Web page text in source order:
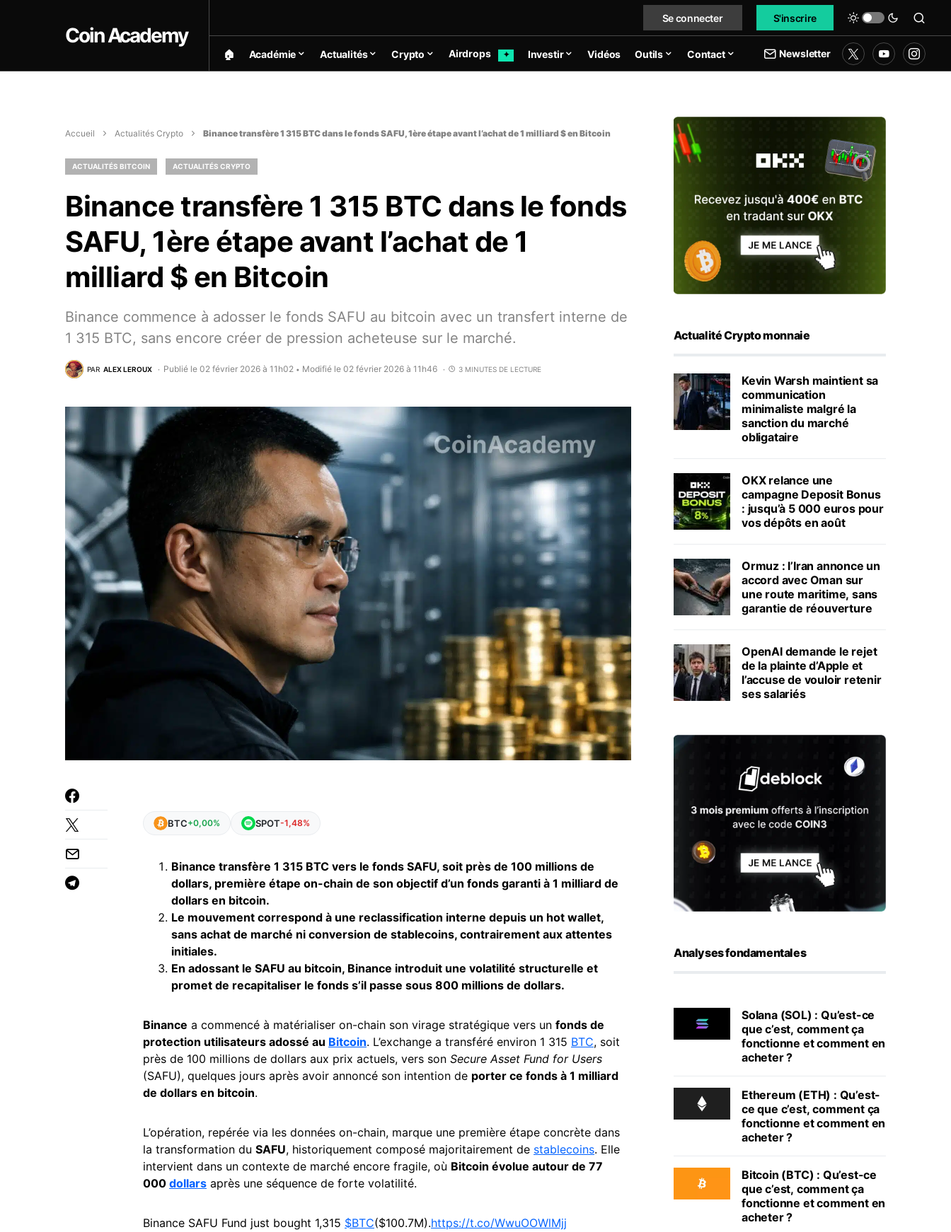
Coin Academy
Se connecter S'inscrire
🏠︎ Académie Actualités Crypto Airdrops ✦ Investir Vidéos Outils Contact Newsletter
Accueil Actualités Crypto Binance transfère 1 315 BTC dans le fonds SAFU, 1ère étape avant l’achat de 1 milliard $ en Bitcoin
ACTUALITÉS BITCOIN ACTUALITÉS CRYPTO
Binance transfère 1 315 BTC dans le fonds
SAFU, 1ère étape avant l’achat de 1
milliard $ en Bitcoin
Binance commence à adosser le fonds SAFU au bitcoin avec un transfert interne de
1 315 BTC, sans encore créer de pression acheteuse sur le marché.
PAR ALEX LEROUX Publié le 02 février 2026 à 11h02 • Modifié le 02 février 2026 à 11h46 3 MINUTES DE LECTURE
BTC+0,00% SPOT-1,48%
Binance transfère 1 315 BTC vers le fonds SAFU, soit près de 100 millions de
dollars, première étape on-chain de son objectif d’un fonds garanti à 1 milliard de
dollars en bitcoin.
Le mouvement correspond à une reclassification interne depuis un hot wallet,
sans achat de marché ni conversion de stablecoins, contrairement aux attentes
initiales.
En adossant le SAFU au bitcoin, Binance introduit une volatilité structurelle et
promet de recapitaliser le fonds s’il passe sous 800 millions de dollars.
Binance a commencé à matérialiser on-chain son virage stratégique vers un fonds de
protection utilisateurs adossé au Bitcoin. L’exchange a transféré environ 1 315 BTC, soit
près de 100 millions de dollars aux prix actuels, vers son Secure Asset Fund for Users
(SAFU), quelques jours après avoir annoncé son intention de porter ce fonds à 1 milliard
de dollars en bitcoin.
L’opération, repérée via les données on-chain, marque une première étape concrète dans
la transformation du SAFU, historiquement composé majoritairement de stablecoins. Elle
intervient dans un contexte de marché encore fragile, où Bitcoin évolue autour de 77
000 dollars après une séquence de forte volatilité.
Binance SAFU Fund just bought 1,315 $BTC($100.7M).https://t.co/WwuOOWlMjj
Actualité Crypto monnaie
Kevin Warsh maintient sa
communication
minimaliste malgré la
sanction du marché
obligataire
OKX relance une
campagne Deposit Bonus
: jusqu’à 5 000 euros pour
vos dépôts en août
Ormuz : l’Iran annonce un
accord avec Oman sur
une route maritime, sans
garantie de réouverture
OpenAI demande le rejet
de la plainte d’Apple et
l’accuse de vouloir retenir
ses salariés
Analyses fondamentales
Solana (SOL) : Qu’est-ce
que c’est, comment ça
fonctionne et comment en
acheter ?
Ethereum (ETH) : Qu’est-
ce que c’est, comment ça
fonctionne et comment en
acheter ?
Bitcoin (BTC) : Qu’est-ce
que c’est, comment ça
fonctionne et comment en
acheter ?